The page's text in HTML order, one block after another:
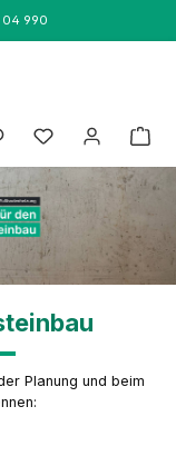
04 990
Planung und beim